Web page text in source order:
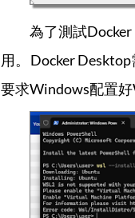
為了測試
用。Docker
要求Windows配置好